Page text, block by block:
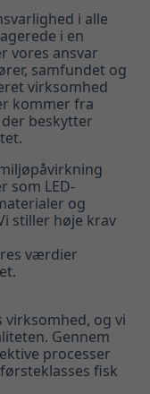
i alle
i en
vores ansvar
samfundet og
virksomhed
kommer fra
beskytter
som LED-
og
stiller høje krav
værdier
og vi
Gennem
processer
fisk